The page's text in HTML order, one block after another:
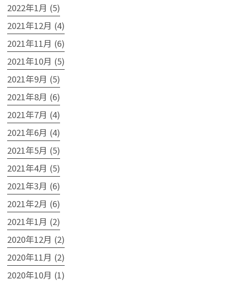
2022年1月 (5)
2021年12月 (4)
2021年11月 (6)
2021年10月 (5)
2021年9月 (5)
2021年8月 (6)
2021年7月 (4)
2021年6月 (4)
2021年5月 (5)
2021年4月 (5)
2021年3月 (6)
2021年2月 (6)
2021年1月 (2)
2020年12月 (2)
2020年11月 (2)
2020年10月 (1)